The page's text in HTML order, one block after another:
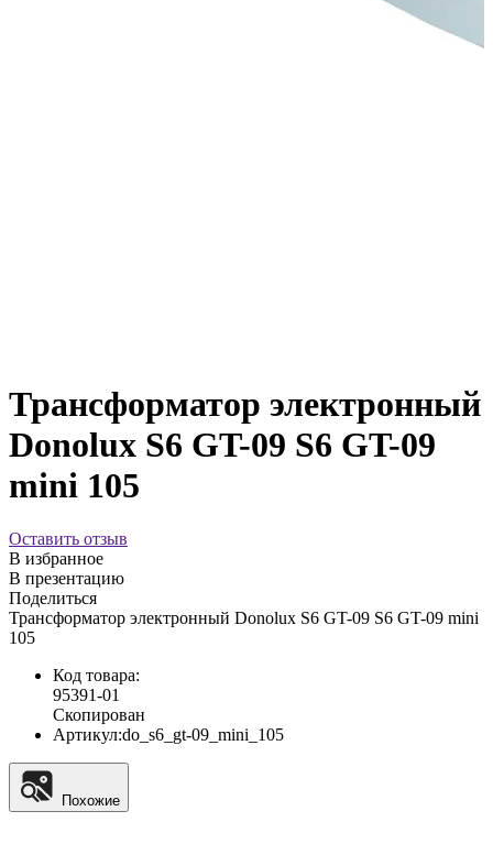
Трансформатор электронный
Donolux S6 GT-09 S6 GT-09
mini 105
Оставить отзыв
В избранное
В презентацию
Поделиться
Трансформатор электронный Donolux S6 GT-09 S6 GT-09 mini
105
Код товара:
95391-01
Скопирован
Артикул:do_s6_gt-09_mini_105
Похожие